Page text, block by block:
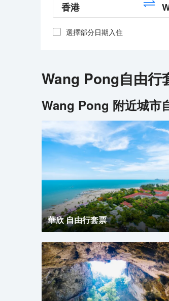
選擇部分日期入住
Wang Pong自由行
Wang Pong 附近城市
華欣 自由行套票